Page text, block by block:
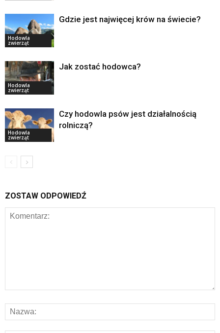
Hodowla
zwierząt
Gdzie jest najwięcej krów na świecie?
Hodowla
zwierząt
Jak zostać hodowca?
Hodowla
zwierząt
Czy hodowla psów jest działalnością
rolniczą?
ZOSTAW ODPOWIEDŹ